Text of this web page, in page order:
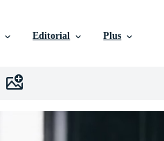
Editorial Plus